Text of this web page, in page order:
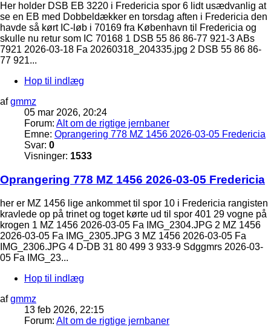
Her holder DSB EB 3220 i Fredericia spor 6 lidt usædvanlig at
se en EB med Dobbeldækker en torsdag aften i Fredericia den
havde så kørt IC-løb i 70169 fra København til Fredericia og
skulle nu retur som IC 70168 1 DSB 55 86 86-77 921-3 ABs
7921 2026-03-18 Fa 20260318_204335.jpg 2 DSB 55 86 86-
77 921...
Hop til indlæg
afgmmz
05 mar 2026, 20:24
Forum: Alt om de rigtige jernbaner
Emne: Oprangering 778 MZ 1456 2026-03-05 Fredericia
Svar: 0
Visninger: 1533
Oprangering 778 MZ 1456 2026-03-05 Fredericia
her er MZ 1456 lige ankommet til spor 10 i Fredericia rangisten
kravlede op på trinet og toget kørte ud til spor 401 29 vogne på
krogen 1 MZ 1456 2026-03-05 Fa IMG_2304.JPG 2 MZ 1456
2026-03-05 Fa IMG_2305.JPG 3 MZ 1456 2026-03-05 Fa
IMG_2306.JPG 4 D-DB 31 80 499 3 933-9 Sdggmrs 2026-03-
05 Fa IMG_23...
Hop til indlæg
afgmmz
13 feb 2026, 22:15
Forum: Alt om de rigtige jernbaner